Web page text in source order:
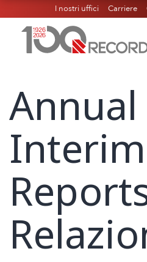
I nostri uffici Carriere
Annual
Interim